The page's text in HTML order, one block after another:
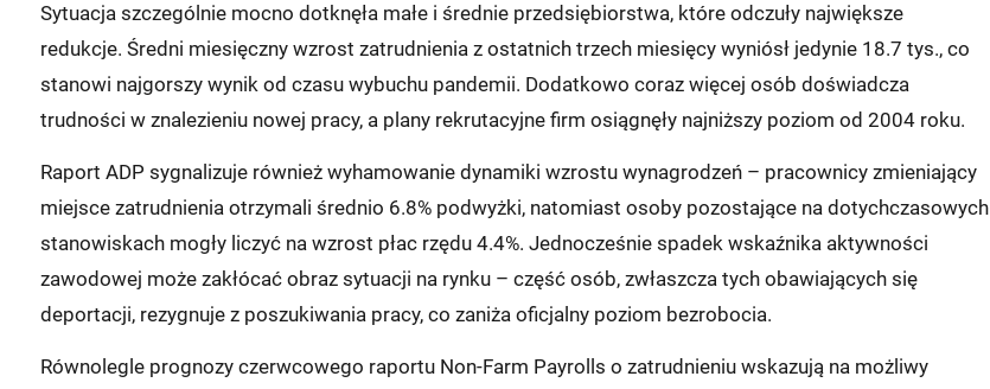
Sytuacja szczególnie mocno dotknęła małe i średnie przedsiębiorstwa, które odczuły największe
redukcje. Średni miesięczny wzrost zatrudnienia z ostatnich trzech miesięcy wyniósł jedynie 18.7 tys., co
stanowi najgorszy wynik od czasu wybuchu pandemii. Dodatkowo coraz więcej osób doświadcza
trudności w znalezieniu nowej pracy, a plany rekrutacyjne firm osiągnęły najniższy poziom od 2004 roku.
Raport ADP sygnalizuje również wyhamowanie dynamiki wzrostu wynagrodzeń – pracownicy zmieniający
miejsce zatrudnienia otrzymali średnio 6.8% podwyżki, natomiast osoby pozostające na dotychczasowych
stanowiskach mogły liczyć na wzrost płac rzędu 4.4%. Jednocześnie spadek wskaźnika aktywności
zawodowej może zakłócać obraz sytuacji na rynku – część osób, zwłaszcza tych obawiających się
deportacji, rezygnuje z poszukiwania pracy, co zaniża oficjalny poziom bezrobocia.
Równolegle prognozy czerwcowego raportu Non-Farm Payrolls o zatrudnieniu wskazują na możliwy